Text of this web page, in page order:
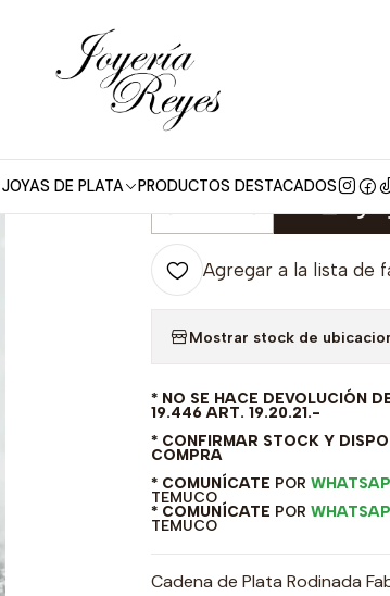
JOYAS DE PLATA PRODUCTOS DESTACADOS
|
Cadena de
Italiana 925
Cantidad
Agregar a la lista de
Mostrar stock de
* NO SE HACE DEVOLUCIÓN
19.446 ART. 19.20.21.-
* CONFIRMAR STOCK Y
COMPRA
* COMUNÍCATE POR
TEMUCO
* COMUNÍCATE POR
TEMUCO
Cadena de Plata Rodinada